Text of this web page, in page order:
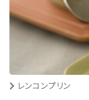
レンコンプリン